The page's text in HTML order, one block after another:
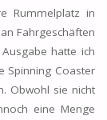
Rummelplatz in
Fahrgeschäften
hatte ich
Spinning Coaster
Obwohl sie nicht
eine Menge